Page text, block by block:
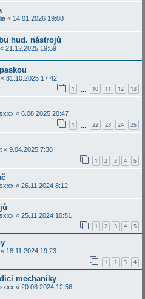
« 14.01.2026 19:08
hud. nástrojů
21.12.2025 19:59
« 31.10.2025 17:42
1 10 11 12 13
« 6.08.2025 20:47
1 22 23 24 25
« 9.04.2025 7:38
1 2 3 4 5
« 26.11.2024 8:12
« 25.11.2024 10:51
1 2 3 4 5
« 18.11.2024 19:23
1 2 3 4
mechaniky
« 20.08.2024 12:56